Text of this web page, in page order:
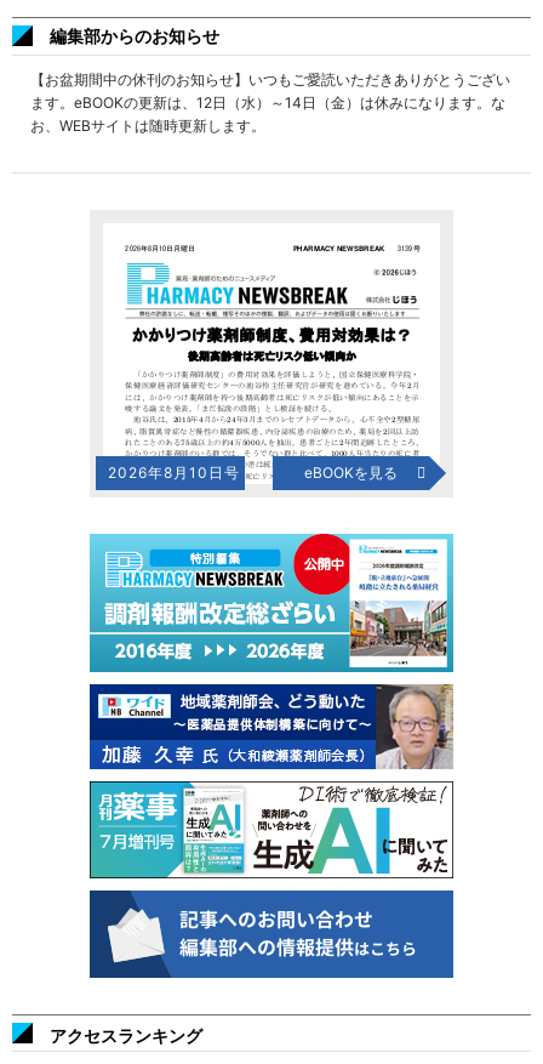
編集部からのお知らせ
【お盆期間中の休刊のお知らせ】いつもご愛読いただきありがとうござい
ます。eBOOKの更新は、12日（水）～14日（金）は休みになります。な
お、WEBサイトは随時更新します。
2026年8月10日号 eBOOKを見る
アクセスランキング